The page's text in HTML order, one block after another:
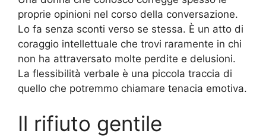
proprie opinioni nel corso della conversazione.
Lo fa senza sconti verso se stessa. È un atto di
coraggio intellettuale che trovi raramente in chi
non ha attraversato molte perdite e delusioni.
La flessibilità verbale è una piccola traccia di
quello che potremmo chiamare tenacia emotiva.
Il rifiuto gentile